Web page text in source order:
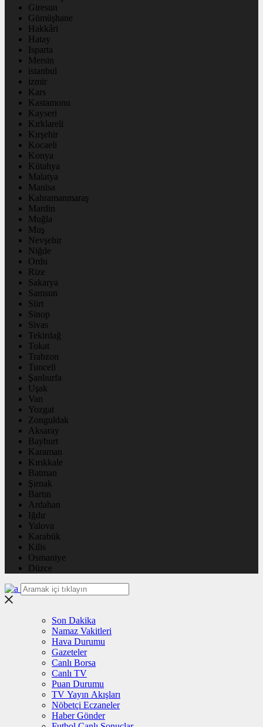
Giresun
Gümüşhane
Hakkâri
Hatay
Isparta
Mersin
istanbul
izmir
Kars
Kastamonu
Kayseri
Kırklareli
Kırşehir
Kocaeli
Konya
Kütahya
Malatya
Manisa
Kahramanmaraş
Mardin
Muğla
Muş
Nevşehir
Niğde
Ordu
Rize
Sakarya
Samsun
Siirt
Sinop
Sivas
Tekirdağ
Tokat
Trabzon
Tunceli
Şanlıurfa
Uşak
Van
Yozgat
Zonguldak
Aksaray
Bayburt
Karaman
Kırıkkale
Batman
Şırnak
Bartın
Ardahan
Iğdır
Yalova
Karabük
Kilis
Osmaniye
Düzce
Son Dakika
Namaz Vakitleri
Hava Durumu
Gazeteler
Canlı Borsa
Canlı TV
Puan Durumu
TV Yayın Akışları
Nöbetçi Eczaneler
Haber Gönder